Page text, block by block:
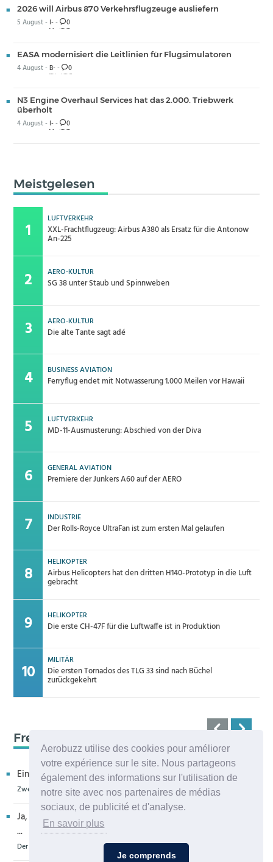
Aerobuzz utilise des cookies pour améliorer
votre expérience sur le site. Nous partageons
également des informations sur l'utilisation de
notre site avec nos partenaires de médias
sociaux, de publicité et d'analyse.
En savoir plus
Je comprends
2026 will Airbus 870 Verkehrsflugzeuge ausliefern
5 August - I-- 0
EASA modernisiert die Leitlinien für Flugsimulatoren
4 August -B-- 0
N3 Engine Overhaul Services hat das 2.000. Triebwerk
überholt
4 August - I-- 0
Meistgelesen
LUFTVERKEHR
XXL-Frachtflugzeug: Airbus A380 als Ersatz für die Antonow
An-225
AERO-KULTUR
SG 38 unter Staub und Spinnweben
AERO-KULTUR
Die alte Tante sagt adé
BUSINESS AVIATION
Ferryflug endet mit Notwasserung 1.000 Meilen vor Hawaii
LUFTVERKEHR
MD-11-Ausmusterung: Abschied von der Diva
GENERAL AVIATION
Premiere der Junkers A60 auf der AERO
INDUSTRIE
Der Rolls-Royce UltraFan ist zum ersten Mal gelaufen
HELIKOPTER
Airbus Helicopters hat den dritten H140-Prototyp in die Luft
gebracht
HELIKOPTER
Die erste CH-47F für die Luftwaffe ist in Produktion
MILITÄR
Die ersten Tornados des TLG 33 sind nach Büchel
zurückgekehrt
Frequenz 123,45
Ein kritischer Leser bedankt sich für die Aufnahme in eur...
Zweiter H160M-Prototyp fliegt
Ja, sehr bedauerlich diese Entwicklung, die allenthalben um
...
Der Zero-G Airbus in Köln wird zerlegt, die Legende lebt weiter